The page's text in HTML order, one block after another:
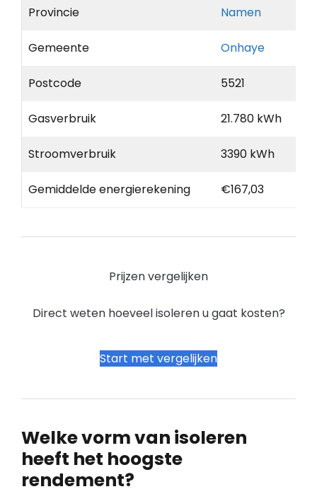
Provincie Namen
Gemeente Onhaye
Postcode 5521
Gasverbruik 21.780 kWh
Stroomverbruik 3390 kWh
Gemiddelde energierekening €167,03
Prijzen vergelijken
Direct weten hoeveel isoleren u gaat kosten?
Start met vergelijken
Welke vorm van isoleren
heeft het hoogste
rendement?